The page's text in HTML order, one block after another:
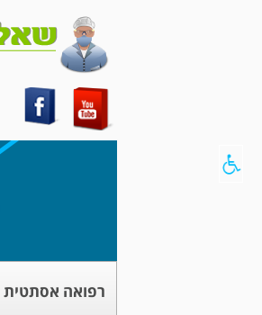
רפואה אסתטית